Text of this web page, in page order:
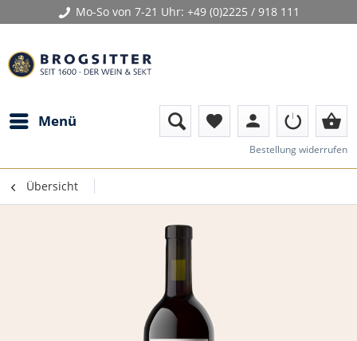
Mo-So von 7-21 Uhr: +49 (0)2225 / 918 111
Menü favorite person shopping_basket
Bestellung widerrufen
Übersicht